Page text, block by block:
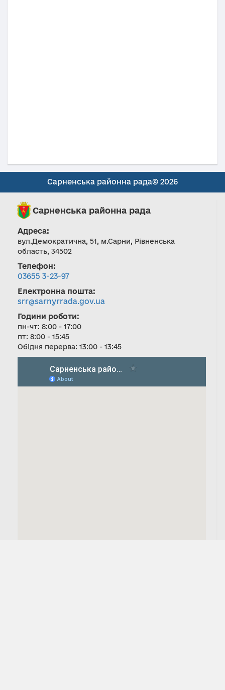
Сарненська районна рада© 2026
Сарненська районна рада
Адреса:
вул.Демократична, 51, м.Сарни, Рівненська
область, 34502
Телефон:
03655 3-23-97
Електронна пошта:
srr@sarnyrrada.gov.ua
Години роботи:
пн-чт: 8:00 - 17:00
пт: 8:00 - 15:45
Обідня перерва: 13:00 - 13:45